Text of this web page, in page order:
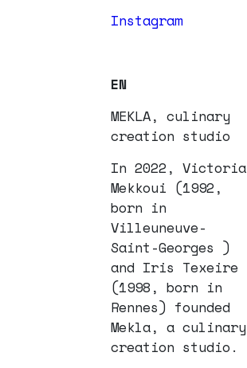
Instagram
EN
MEKLA, culinary
creation studio
In 2022, Victoria
Mekkoui (1992,
born in
Villeuneuve-
Saint-Georges )
and Iris Texeire
(1998, born in
Rennes) founded
Mekla, a culinary
creation studio.